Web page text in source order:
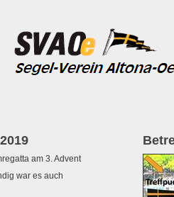
am 3. Advent
war es auch